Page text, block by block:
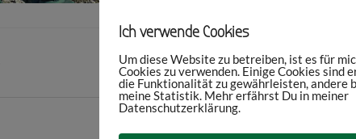
Ich verwende Cookies
Um diese Website zu betreiben, ist es für
Cookies zu verwenden. Einige Cookies sind
die Funktionalität zu gewährleisten, andere
meine Statistik. Mehr erfährst Du in meiner
Datenschutzerklärung.